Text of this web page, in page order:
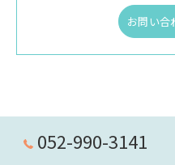
お問い合
052-990-3141